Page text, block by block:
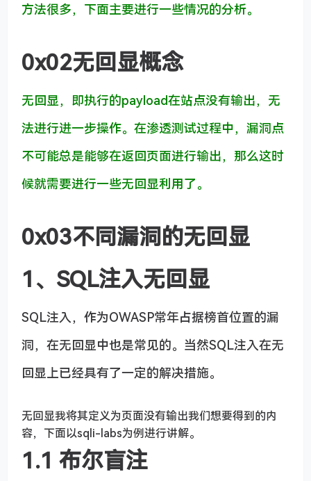
方法很多，下面主要进行一些情况的分析。
0x02无回显概念
无回显，即执行的payload在站点没有输出，无
法进行进一步操作。在渗透测试过程中，漏洞点
不可能总是能够在返回页面进行输出，那么这时
候就需要进行一些无回显利用了。
0x03不同漏洞的无回显
1、SQL注入无回显
SQL注入，作为OWASP常年占据榜首位置的漏
洞，在无回显中也是常见的。当然SQL注入在无
回显上已经具有了一定的解决措施。
无回显我将其定义为页面没有输出我们想要得到的内
容，下面以sqli-labs为例进行讲解。
1.1 布尔盲注